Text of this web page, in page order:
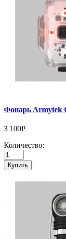
Фонарь Armytek
3 100Р
Количество:
Купить